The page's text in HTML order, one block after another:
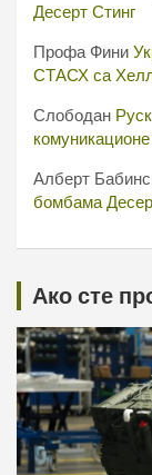
Десерт Стинг
Профа Фини
СТАСХ са
Слободан
Алберт
бомбама
Ако сте